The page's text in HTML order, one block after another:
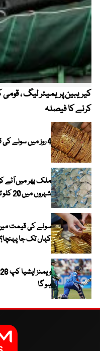
کرنے کا فیصلہ
4 روز میں سونے کی قیمت میں بڑا اضافہ
ملک بھر میں آٹے
شہروں میں 20 کلو تھیلا 100 روپے تک مہنگا
سونے کی قیمت
کہاں تک جا پہنچا؟
ہو گا